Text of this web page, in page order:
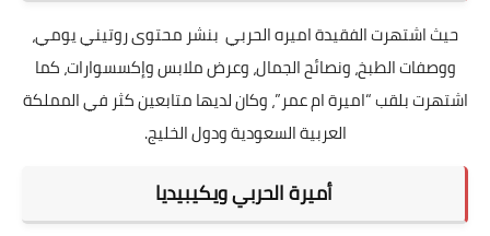
حيث اشتهرت الفقيدة اميره الحربي بنشر محتوى روتيني يومي،
ووصفات الطبخ، ونصائح الجمال، وعرض ملابس وإكسسوارات، كما
اشتهرت بلقب “اميرة ام عمر”، وكان لديها متابعين كثر في المملكة
العربية السعودية ودول الخليج.
أميرة الحربي ويكيبيديا